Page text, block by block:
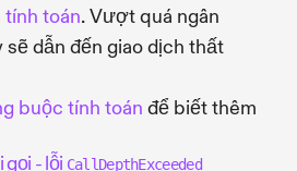
tính toán. Vượt quá ngân
sẽ dẫn đến giao dịch thất
buộc tính toán để biết thêm
- lỗi CallDepthExceeded